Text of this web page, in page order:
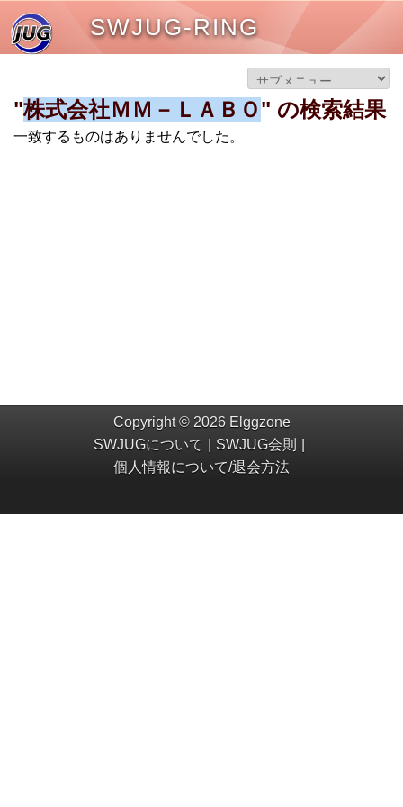
SWJUG-RING
"株式会社ＭＭ－ＬＡＢＯ" の検索結果
一致するものはありませんでした。
Copyright © 2026 Elggzone
SWJUGについて
SWJUG会則
個人情報について/退会方法